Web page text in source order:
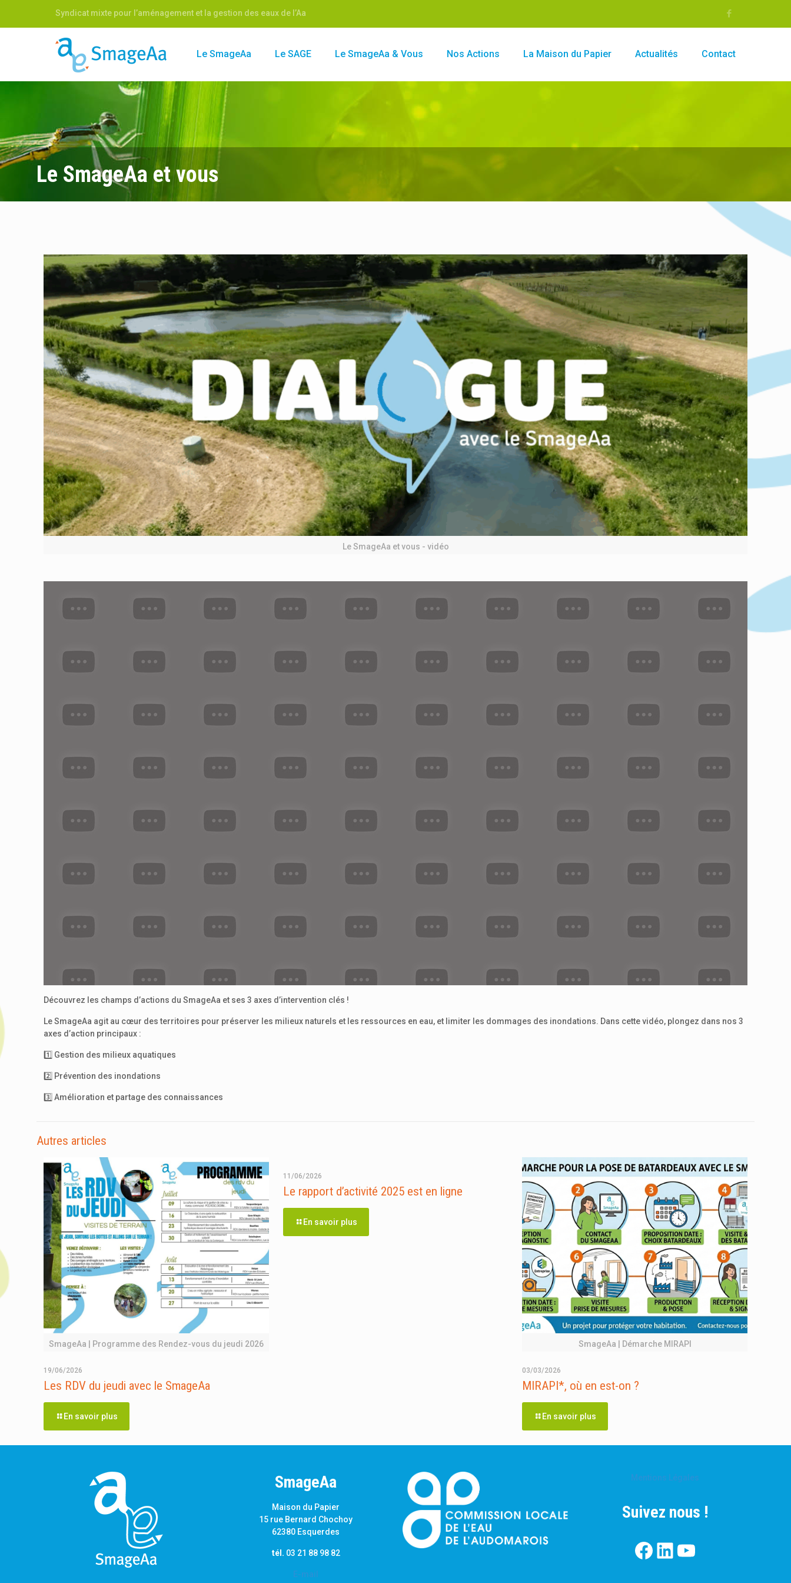
Syndicat mixte pour l’aménagement et la gestion des eaux de l’Aa
Le SmageAa Le SAGE Le SmageAa & Vous Nos Actions La Maison du Papier Actualités Contact
Le SmageAa et vous
Le SmageAa et vous - vidéo
Découvrez les champs d’actions du SmageAa et ses 3 axes d’intervention clés !
Le SmageAa agit au cœur des territoires pour préserver les milieux naturels et les ressources en eau, et limiter les dommages des inondations. Dans cette vidéo, plongez dans nos 3
axes d’action principaux :
1️⃣ Gestion des milieux aquatiques
2️⃣ Prévention des inondations
3️⃣ Amélioration et partage des connaissances​
Autres articles
SmageAa | Programme des Rendez-vous du jeudi 2026
19/06/2026
Les RDV du jeudi avec le SmageAa
En savoir plus
11/06/2026
Le rapport d’activité 2025 est en ligne
En savoir plus
SmageAa | Démarche MIRAPI
03/03/2026
MIRAPI*, où en est-on ?
En savoir plus
SmageAa
Maison du Papier
15 rue Bernard Chochoy
62380 Esquerdes
tél. 03 21 88 98 82
E-mail
Mentions Légales
Suivez nous !
Facebook LinkedIn YouTube